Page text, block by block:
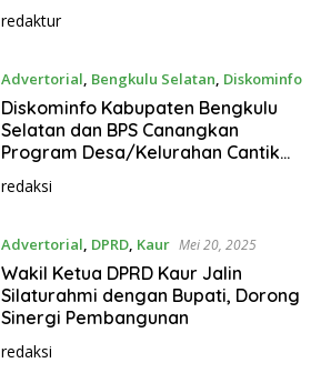
redaktur
Advertorial, Bengkulu Selatan, Diskominfo
Mei 20, 2025
Diskominfo Kabupaten Bengkulu
Selatan dan BPS Canangkan
Program Desa/Kelurahan Cantik
(Cinta Statistik) di Lubuk Sirih Ilir
redaksi
Advertorial, DPRD, Kaur Mei 20, 2025
Wakil Ketua DPRD Kaur Jalin
Silaturahmi dengan Bupati, Dorong
Sinergi Pembangunan
redaksi